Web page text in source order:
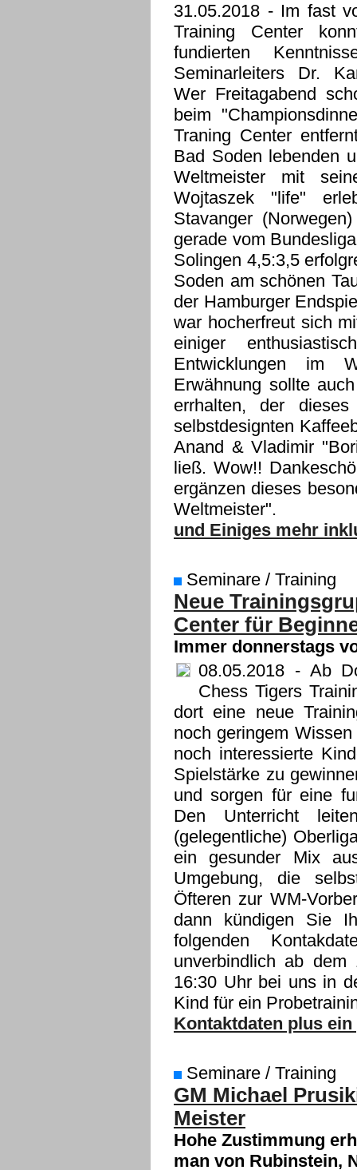
31.05.2018 - Im fast
Training Center
fundierten
Seminarleiters Dr.
Wer Freitagabend
beim
Traning Center
Bad Soden lebenden
Weltmeister mit
Wojtaszek "life"
Stavanger
gerade vom
Solingen 4,5:3,5
Soden am schönen
der Hamburger
war hocherfreut sich
einiger
Entwicklungen im
Erwähnung sollte
errhalten, der
selbstdesignten
Anand & Vladimir
ließ. Wow!!
ergänzen dieses
Weltmeister".
und Einiges mehr
Seminare / Training
Neue
Center für
Immer donnerstags
08.05.2018 - Ab
Chess Tigers
dort eine neue
noch geringem
noch interessierte
Spielstärke zu
und sorgen für eine
Den Unterricht
(gelegentliche)
ein gesunder Mix
Umgebung, die
Öfteren zur WM-
dann kündigen Sie
folgenden
unverbindlich ab
16:30 Uhr bei uns in
Kind für ein
Kontaktdaten plus
Seminare / Training
GM Michael
Meister
Hohe Zustimmung
man von Rubinstein,